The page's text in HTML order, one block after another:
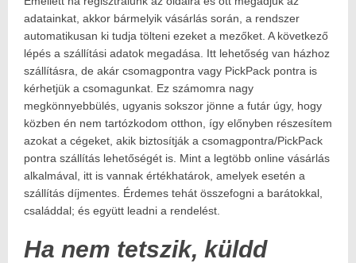
adatainkat, akkor bármelyik vásárlás során, a rendszer
automatikusan ki tudja tölteni ezeket a mezőket. A következő
lépés a szállítási adatok megadása. Itt lehetőség van házhoz
szállításra, de akár csomagpontra vagy PickPack pontra is
kérhetjük a csomagunkat. Ez számomra nagy
megkönnyebbülés, ugyanis sokszor jönne a futár úgy, hogy
közben én nem tartózkodom otthon, így előnyben részesítem
azokat a cégeket, akik biztosítják a csomagpontra/PickPack
pontra szállítás lehetőségét is. Mint a legtöbb online vásárlás
alkalmával, itt is vannak értékhatárok, amelyek esetén a
szállítás díjmentes. Érdemes tehát összefogni a barátokkal,
családdal; és együtt leadni a rendelést.
Ha nem tetszik, küldd